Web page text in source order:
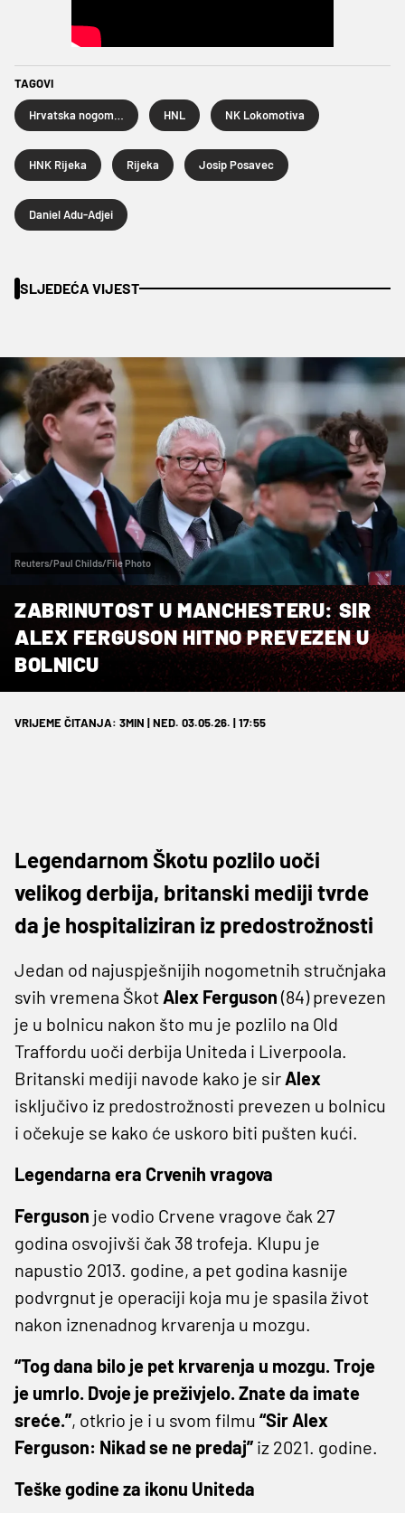
TAGOVI
HNL NK Lokomotiva
HNK Rijeka Rijeka Josip Posavec
Daniel Adu-Adjei
SLJEDEĆA VIJEST
Reuters/Paul Childs/File Photo
ZABRINUTOST U MANCHESTERU: SIR
ALEX FERGUSON HITNO PREVEZEN U
BOLNICU
VRIJEME ČITANJA: 3MIN | NED. 03.05.26. | 17:55
Legendarnom Škotu pozlilo uoči
velikog derbija, britanski mediji tvrde
da je hospitaliziran iz predostrožnosti
Jedan od najuspješnijih nogometnih stručnjaka
svih vremena Škot Alex Ferguson (84) prevezen
je u bolnicu nakon što mu je pozlilo na Old
Traffordu uoči derbija Uniteda i Liverpoola.
Britanski mediji navode kako je sir Alex
isključivo iz predostrožnosti prevezen u bolnicu
i očekuje se kako će uskoro biti pušten kući.
Legendarna era Crvenih vragova
Ferguson je vodio Crvene vragove čak 27
godina osvojivši čak 38 trofeja. Klupu je
napustio 2013. godine, a pet godina kasnije
podvrgnut je operaciji koja mu je spasila život
nakon iznenadnog krvarenja u mozgu.
“Tog dana bilo je pet krvarenja u mozgu. Troje
je umrlo. Dvoje je preživjelo. Znate da imate
sreće.”, otkrio je i u svom filmu “Sir Alex
Ferguson: Nikad se ne predaj” iz 2021. godine.
Teške godine za ikonu Uniteda